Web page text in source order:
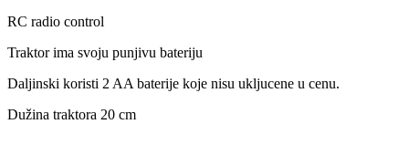
RC radio control
Traktor ima svoju punjivu bateriju
Daljinski koristi 2 AA baterije koje nisu ukljucene u cenu.
Dužina traktora 20 cm